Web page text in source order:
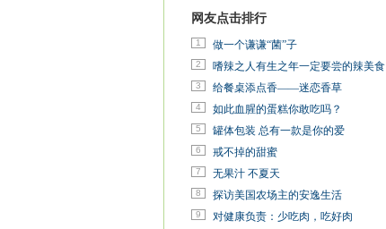
网友点击排行
1 做一个谦谦“菌”子
2 嗜辣之人有生之年一定要尝的辣美食
3 给餐桌添点香——迷恋香草
4 如此血腥的蛋糕你敢吃吗？
5 罐体包装 总有一款是你的爱
6 戒不掉的甜蜜
7 无果汁 不夏天
8 探访美国农场主的安逸生活
9 对健康负责：少吃肉，吃好肉